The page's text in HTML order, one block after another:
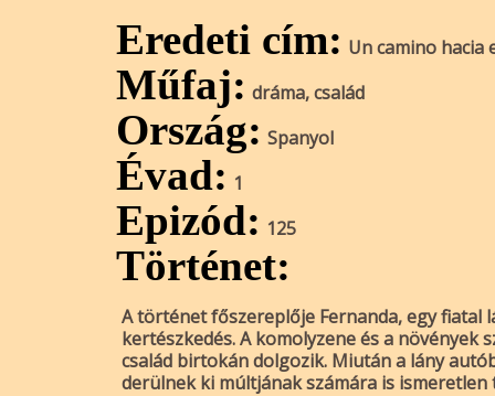
Eredeti cím: Un camino hacia
Műfaj: dráma, család
Ország: Spanyol
Évad: 1
Epizód: 125
Történet:
A történet főszereplője Fernanda, egy fiatal
kertészkedés. A komolyzene és a
család birtokán dolgozik. Miután a lány
derülnek ki múltjának számára is ismeretlen